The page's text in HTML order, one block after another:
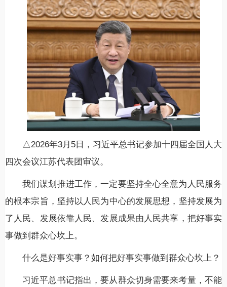
△2026年3月5日，习近平总书记参加十四届全国人大
四次会议江苏代表团审议。
我们谋划推进工作，一定要坚持全心全意为人民服务
的根本宗旨，坚持以人民为中心的发展思想，坚持发展为
了人民、发展依靠人民、发展成果由人民共享，把好事实
事做到群众心坎上。
什么是好事实事？如何把好事实事做到群众心坎上？
习近平总书记指出，要从群众切身需要来考量，不能